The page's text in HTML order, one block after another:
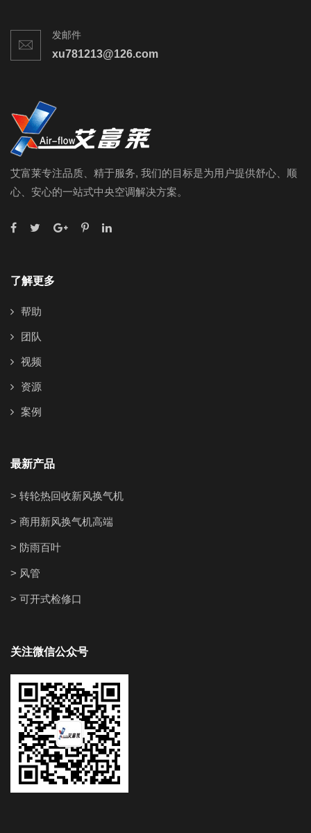
发邮件
xu781213@126.com
艾富莱专注品质、精于服务, 我们的目标是为用户提供舒心、顺
心、安心的一站式中央空调解决方案。
了解更多
帮助
团队
视频
资源
案例
最新产品
> 转轮热回收新风换气机
> 商用新风换气机高端
> 防雨百叶
> 风管
> 可开式检修口
关注微信公众号